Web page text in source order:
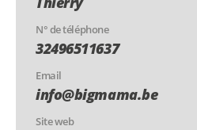
N° de téléphone
32496511637
Email
info@bigmama.be
Site web